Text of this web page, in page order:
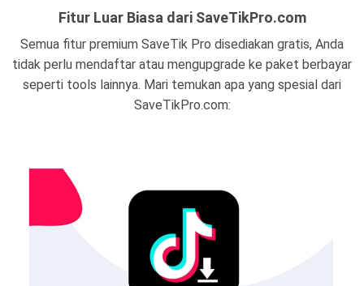
Fitur Luar Biasa dari SaveTikPro.com
Semua fitur premium SaveTik Pro disediakan gratis, Anda
tidak perlu mendaftar atau mengupgrade ke paket berbayar
seperti tools lainnya. Mari temukan apa yang spesial dari
SaveTikPro.com: